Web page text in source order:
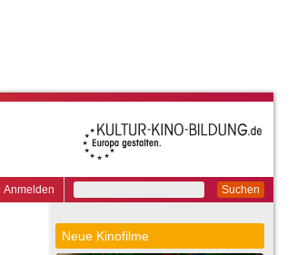
Suchen
Anmelden
Neue Kinofilme